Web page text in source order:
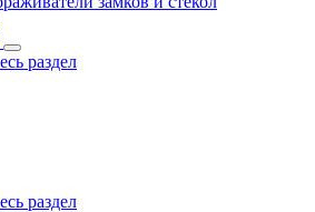
раздел
раздел